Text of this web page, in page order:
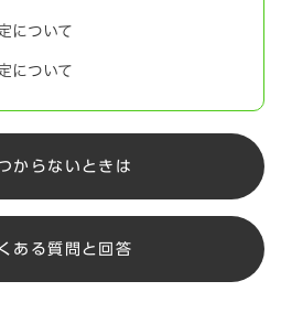
について
について
からないときは
ある質問と回答